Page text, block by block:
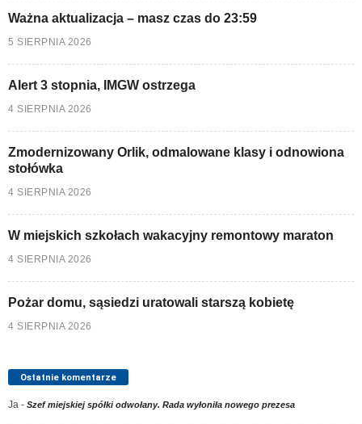
Ważna aktualizacja – masz czas do 23:59
5 SIERPNIA 2026
Alert 3 stopnia, IMGW ostrzega
4 SIERPNIA 2026
Zmodernizowany Orlik, odmalowane klasy i odnowiona
stołówka
4 SIERPNIA 2026
W miejskich szkołach wakacyjny remontowy maraton
4 SIERPNIA 2026
Pożar domu, sąsiedzi uratowali starszą kobietę
4 SIERPNIA 2026
Ostatnie komentarze
Ja - Szef miejskiej spółki odwołany. Rada wyłoniła nowego prezesa